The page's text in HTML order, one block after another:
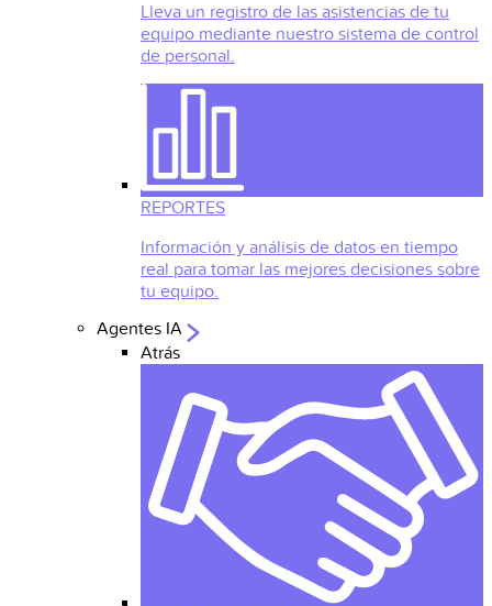
Lleva un registro de las asistencias de tu
equipo mediante nuestro sistema de control
de personal.
REPORTES
Información y análisis de datos en tiempo
real para tomar las mejores decisiones sobre
tu equipo.
Agentes IA
Atrás